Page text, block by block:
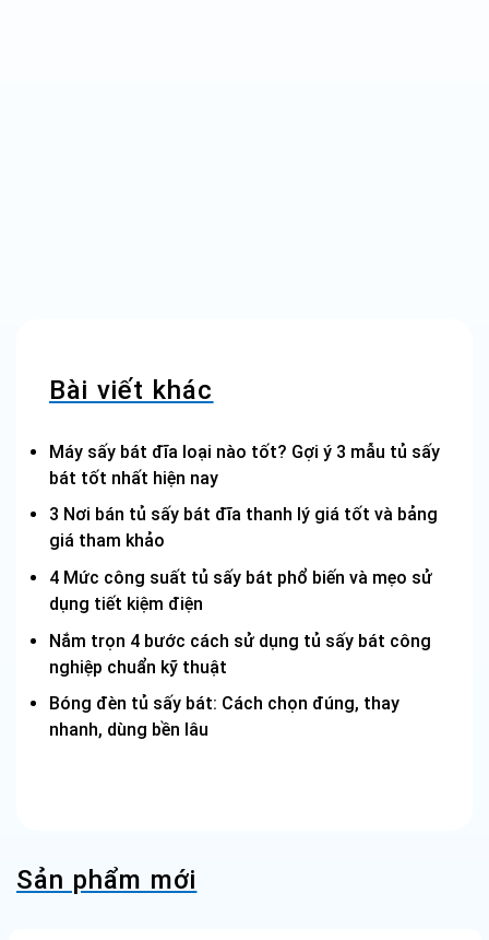
Bài viết khác
Máy sấy bát đĩa loại nào tốt? Gợi ý 3 mẫu tủ sấy
bát tốt nhất hiện nay
3 Nơi bán tủ sấy bát đĩa thanh lý giá tốt và bảng
giá tham khảo
4 Mức công suất tủ sấy bát phổ biến và mẹo sử
dụng tiết kiệm điện
Nắm trọn 4 bước cách sử dụng tủ sấy bát công
nghiệp chuẩn kỹ thuật
Bóng đèn tủ sấy bát: Cách chọn đúng, thay
nhanh, dùng bền lâu
Sản phẩm mới